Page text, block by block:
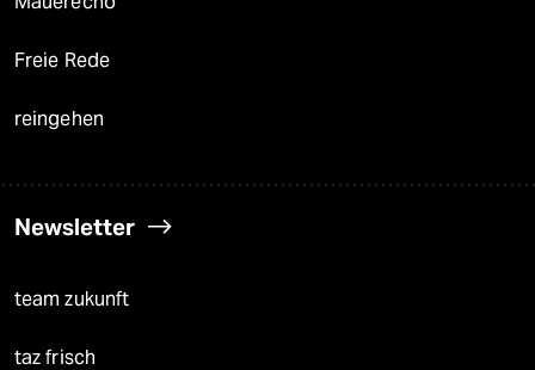
Freie Rede
reingehen
Newsletter
team zukunft
taz frisch